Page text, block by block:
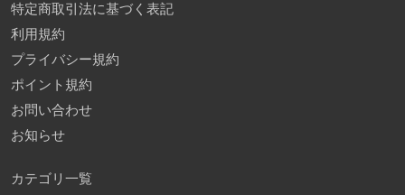
特定商取引法に基づく表記
利用規約
プライバシー規約
ポイント規約
お問い合わせ
お知らせ
カテゴリ一覧